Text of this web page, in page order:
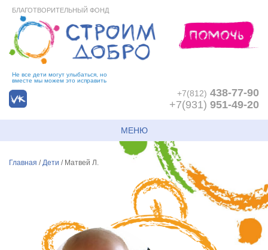
БЛАГОТВОРИТЕЛЬНЫЙ ФОНД
Не все дети могут улыбаться, но
вместе мы можем это исправить
+7(812) 438-77-90
+7(931) 951-49-20
МЕНЮ
Главная /Дети / Матвей Л.